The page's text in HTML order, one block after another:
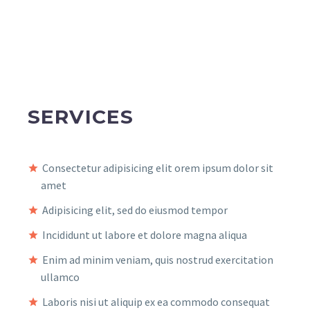
SERVICES
Consectetur adipisicing elit orem ipsum dolor sit
amet
Adipisicing elit, sed do eiusmod tempor
Incididunt ut labore et dolore magna aliqua
Enim ad minim veniam, quis nostrud exercitation
ullamco
Laboris nisi ut aliquip ex ea commodo consequat